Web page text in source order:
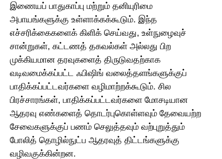
இணையப் பாதுகாப்பு மற்றும் தனியுரிமை
அபாயங்களுக்கு உள்ளாக்கக்கூடும். இந்த
எச்சரிக்கைகளைக் கிளிக் செய்வது, உள்நுழைவுச்
சான்றுகள், கட்டணத் தகவல்கள் அல்லது பிற
முக்கியமான தரவுகளைத் திருடுவதற்காக
வடிவமைக்கப்பட்ட ஃபிஷிங் வலைத்தளங்களுக்குப்
பாதிக்கப்பட்டவர்களை வழிமாற்றக்கூடும். சில
பிரச்சாரங்கள், பாதிக்கப்பட்டவர்களை மோசடியான
ஆதரவு எண்களைத் தொடர்புகொள்ளவும் தேவையற்ற
சேவைகளுக்குப் பணம் செலுத்தவும் வற்புறுத்தும்
போலித் தொழில்நுட்ப ஆதரவுத் திட்டங்களுக்கு
வழிவகுக்கின்றன.